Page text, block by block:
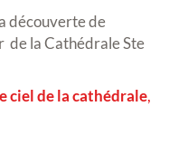
découverte de
de la Cathédrale Ste
ciel de la cathédrale,